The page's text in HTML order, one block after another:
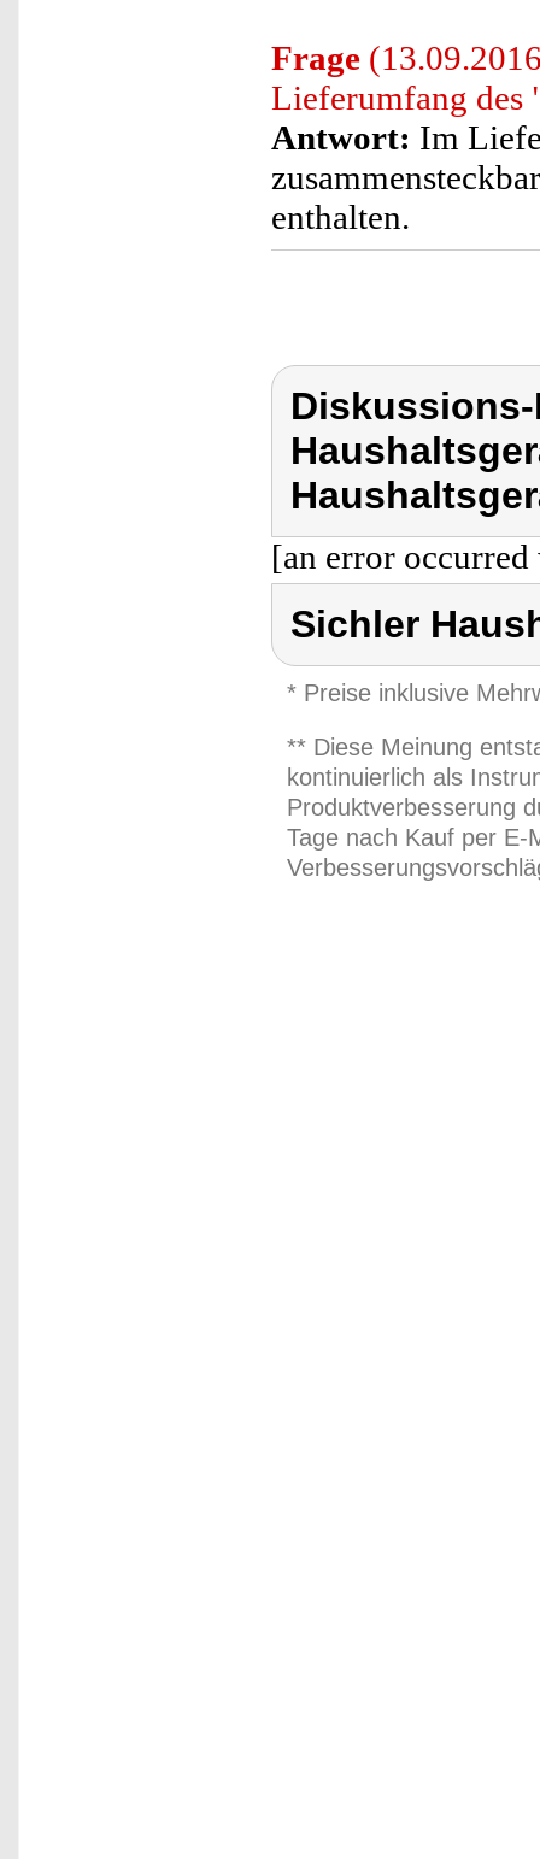
Frage
Lieferumfang des
Antwort: Im
enthalten.
[an error
Sichler
* Preise inklusive
** Diese Meinung
kontinuierlich als
Produktverbesserung
Tage nach Kauf per E-